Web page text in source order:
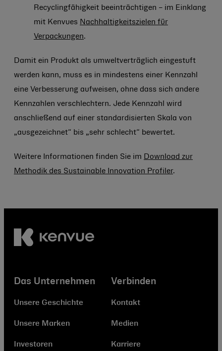
Recyclingfähigkeit beeinträchtigen – im Einklang
mit Kenvues Nachhaltigkeitszielen für
Verpackungen.
Damit ein Produkt als umweltverträglich eingestuft
werden kann, muss es in mindestens einer Kennzahl
eine Verbesserung aufweisen, ohne dass sich andere
Kennzahlen verschlechtern. Jede Kennzahl wird
anschließend auf einer standardisierten Skala von
„ausgezeichnet“ bis „sehr schlecht“ bewertet.
Weitere Informationen finden Sie im Download zur
Methodik des Sustainable Innovation Profiler.
Das Unternehmen
Unsere Geschichte
Unsere Marken
Investoren
Verbinden
Kontakt
Medien
Karriere